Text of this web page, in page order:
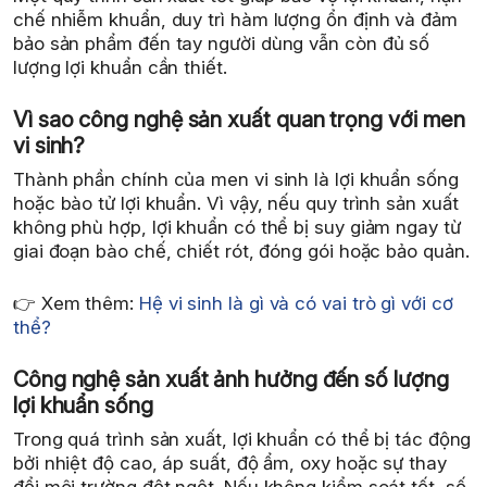
chế nhiễm khuẩn, duy trì hàm lượng ổn định và đảm
bảo sản phẩm đến tay người dùng vẫn còn đủ số
lượng lợi khuẩn cần thiết.
Vì sao công nghệ sản xuất quan trọng với men
vi sinh?
Thành phần chính của men vi sinh là lợi khuẩn sống
hoặc bào tử lợi khuẩn. Vì vậy, nếu quy trình sản xuất
không phù hợp, lợi khuẩn có thể bị suy giảm ngay từ
giai đoạn bào chế, chiết rót, đóng gói hoặc bảo quản.
👉 Xem thêm: Hệ vi sinh là gì và có vai trò gì với cơ
thể?
Công nghệ sản xuất ảnh hưởng đến số lượng
lợi khuẩn sống
Trong quá trình sản xuất, lợi khuẩn có thể bị tác động
bởi nhiệt độ cao, áp suất, độ ẩm, oxy hoặc sự thay